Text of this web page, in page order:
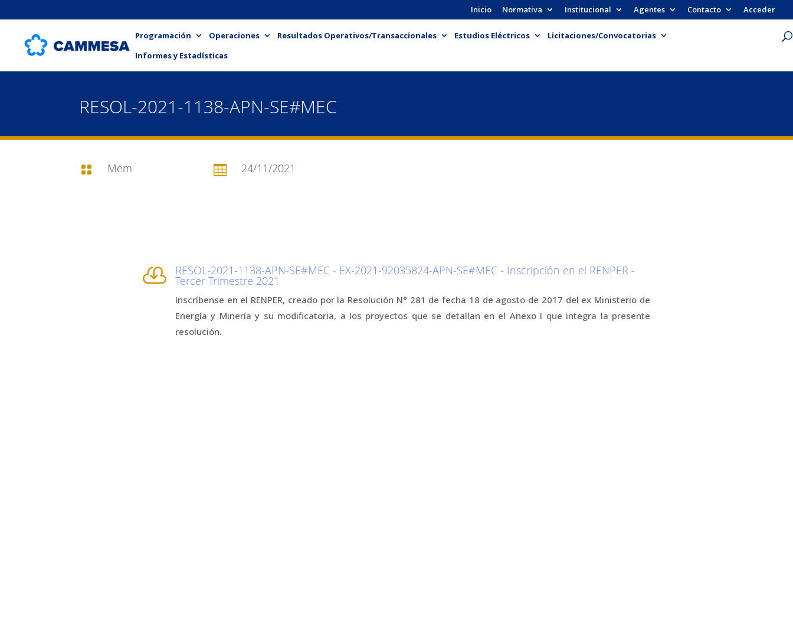
Inicio Normativa Institucional Agentes Contacto Acceder
Programación Operaciones Resultados Operativos/Transaccionales Estudios Eléctricos
Licitaciones/Convocatorias
Informes y Estadísticas
RESOL-2021-1138-APN-SE#MEC
 Mem  24/11/2021
 RESOL-2021-1138-APN-SE#MEC - EX-2021-92035824-APN-SE#MEC - Inscripción en el RENPER -
Tercer Trimestre 2021
Inscríbense en el RENPER, creado por la Resolución N° 281 de fecha 18 de agosto de 2017 del ex Ministerio de
Energía y Minería y su modificatoria, a los proyectos que se detallan en el Anexo I que integra la presente
resolución.